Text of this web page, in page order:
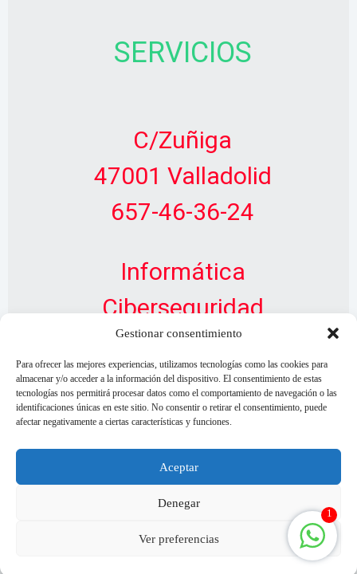
Gestionar consentimiento
Para ofrecer las mejores experiencias, utilizamos tecnologías como las cookies para
almacenar y/o acceder a la información del dispositivo. El consentimiento de estas
tecnologías nos permitirá procesar datos como el comportamiento de navegación o las
identificaciones únicas en este sitio. No consentir o retirar el consentimiento, puede
afectar negativamente a ciertas características y funciones.
Aceptar
Denegar
Ver preferencias
SERVICIOS
C/Zuñiga
47001 Valladolid
657-46-36-24
Informática
Ciberseguridad
Diseño Web
1